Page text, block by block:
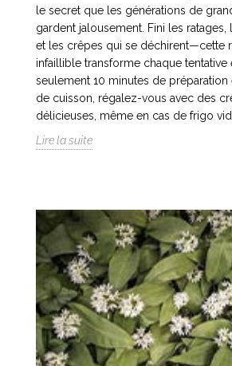
le secret que les générations de
gardent jalousement. Fini les ratages,
et les crêpes qui se déchirent—cette
infaillible transforme chaque tentative
seulement 10 minutes de préparation
de cuisson, régalez-vous avec des
délicieuses, même en cas de frigo
Lire la suite